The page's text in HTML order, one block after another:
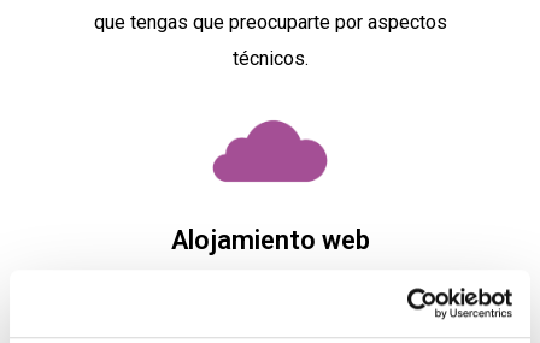
que tengas que preocuparte por aspectos
técnicos.
Alojamiento web